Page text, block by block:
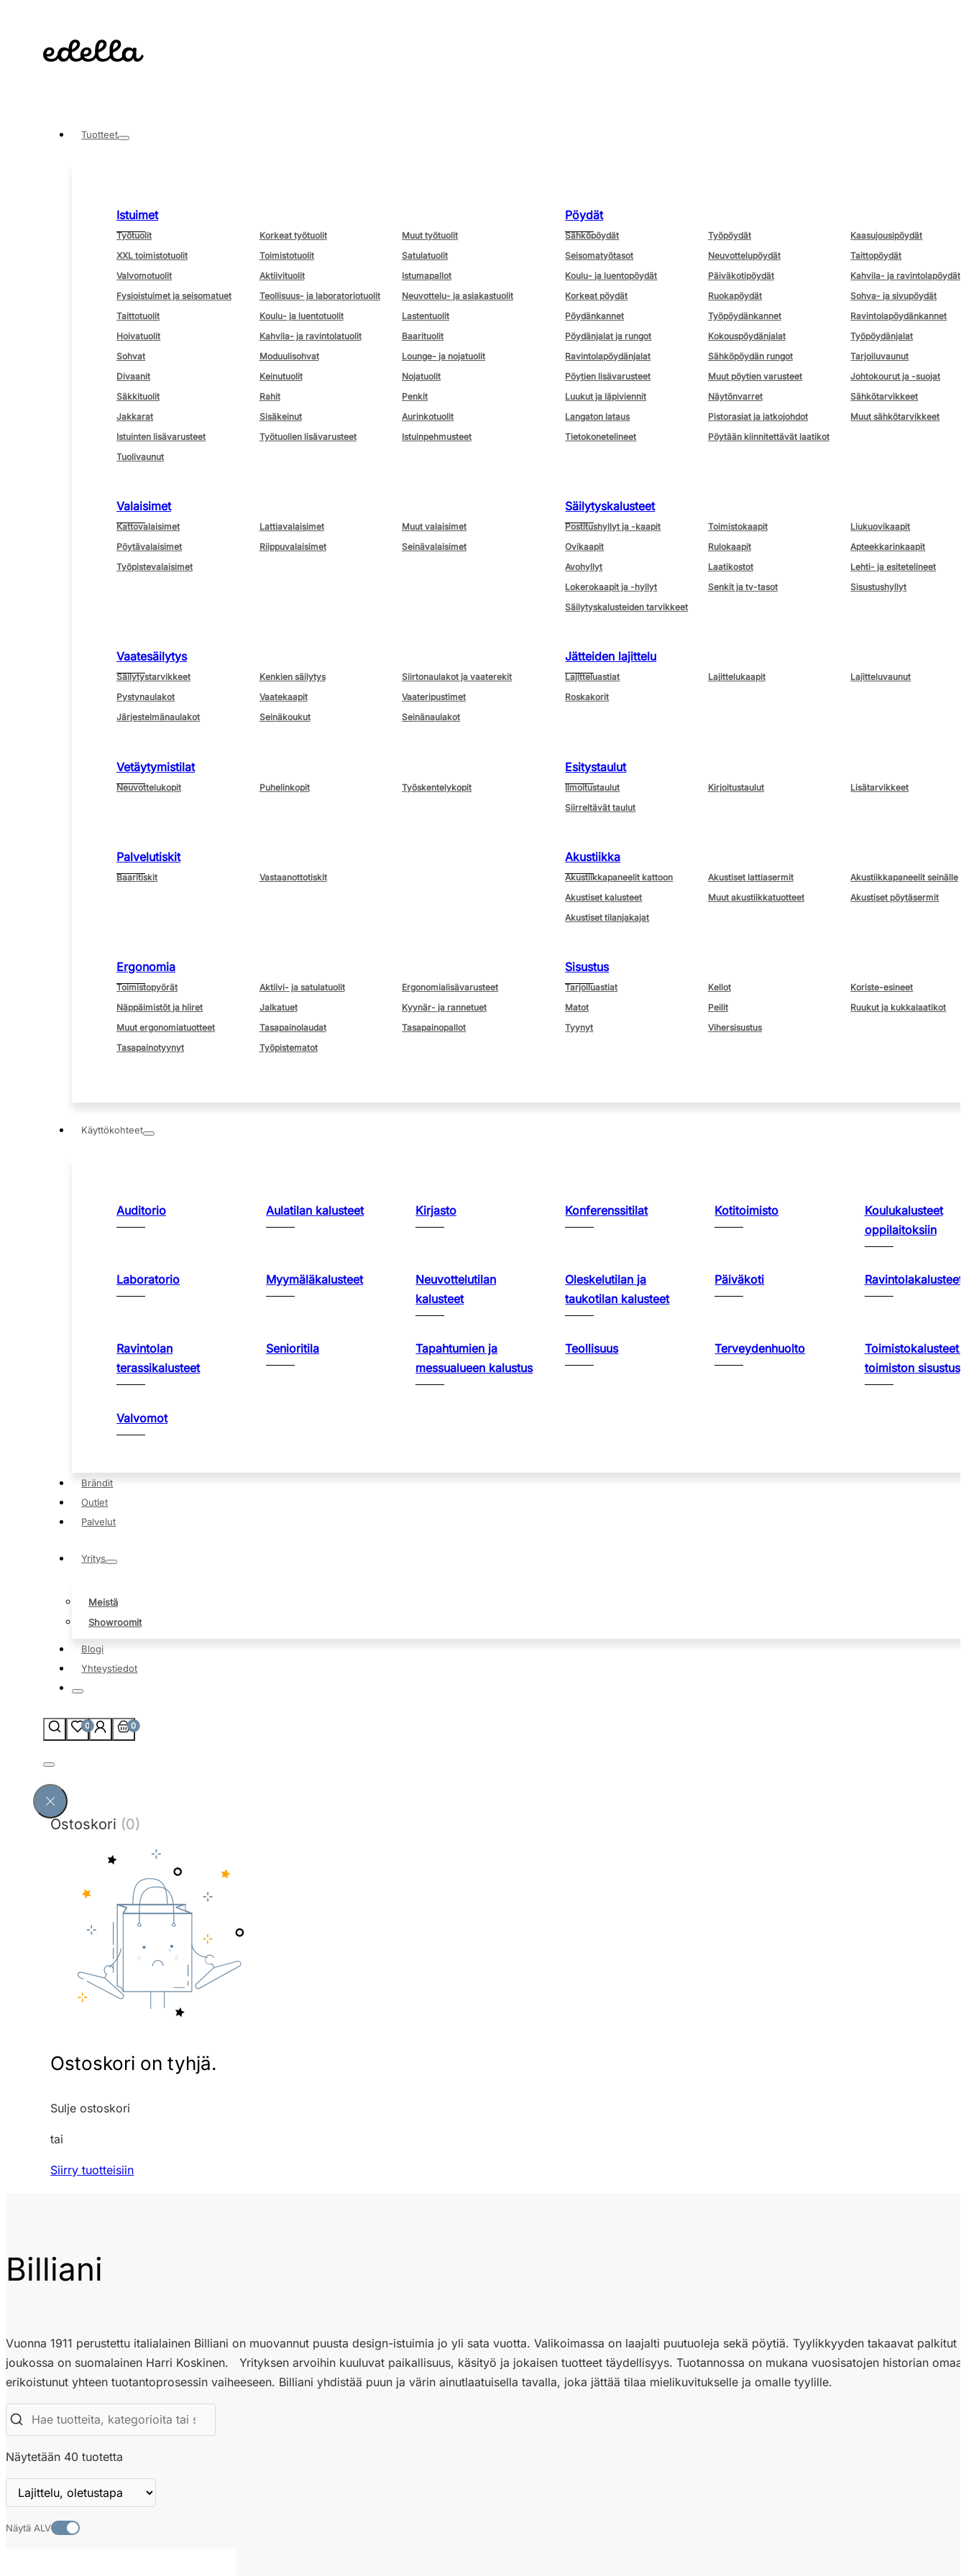
Tuotteet
Istuimet
Työtuolit Korkeat työtuolit
Muut työtuolit
XXL toimistotuolit
Toimistotuolit
Satulatuolit
Valvomotuolit
Aktiivituolit
Istumapallot
Fysioistuimet ja seisomatuet
Teollisuus- ja laboratoriotuolit
Neuvottelu- ja asiakastuolit
Taittotuolit
Koulu- ja luentotuolit
Lastentuolit
Hoivatuolit
Kahvila- ja ravintolatuolit
Baarituolit
Sohvat
Moduulisohvat
Lounge- ja nojatuolit
Divaanit
Keinutuolit
Nojatuolit
Säkkituolit
Rahit
Penkit
Jakkarat
Sisäkeinut
Aurinkotuolit
Istuinten lisävarusteet
Työtuolien lisävarusteet
Istuinpehmusteet
Tuolivaunut
Pöydät
Sähköpöydät Työpöydät
Kaasujousipöydät
Seisomatyötasot
Neuvottelupöydät
Taittopöydät
Koulu- ja luentopöydät
Päiväkotipöydät
Kahvila- ja ravintolapöydät
Korkeat pöydät
Ruokapöydät
Sohva- ja sivupöydät
Pöydänkannet
Työpöydänkannet
Ravintolapöydänkannet
Pöydänjalat ja rungot
Kokouspöydänjalat
Työpöydänjalat
Ravintolapöydänjalat
Sähköpöydän rungot
Tarjoiluvaunut
Pöytien lisävarusteet
Muut pöytien varusteet
Johtokourut ja -suojat
Luukut ja läpiviennit
Näytönvarret
Sähkötarvikkeet
Langaton lataus
Pistorasiat ja jatkojohdot
Muut sähkötarvikkeet
Tietokonetelineet
Pöytään kiinnitettävät laatikot
Valaisimet
Kattovalaisimet Lattiavalaisimet
Muut valaisimet
Pöytävalaisimet
Riippuvalaisimet
Seinävalaisimet
Työpistevalaisimet
Säilytyskalusteet
Postitushyllyt ja -kaapit Toimistokaapit
Liukuovikaapit
Ovikaapit
Rulokaapit
Apteekkarinkaapit
Avohyllyt
Laatikostot
Lehti- ja esitetelineet
Lokerokaapit ja -hyllyt
Senkit ja tv-tasot
Sisustushyllyt
Säilytyskalusteiden tarvikkeet
Vaatesäilytys
Säilytystarvikkeet Kenkien säilytys
Siirtonaulakot ja vaaterekit
Pystynaulakot
Vaatekaapit
Vaateripustimet
Järjestelmänaulakot
Seinäkoukut Seinänaulakot
Jätteiden lajittelu
Lajitteluastiat Lajittelukaapit
Lajitteluvaunut
Roskakorit
Vetäytymistilat
Neuvottelukopit Puhelinkopit Työskentelykopit
Esitystaulut
Ilmoitustaulut Kirjoitustaulut
Lisätarvikkeet
Siirreltävät taulut
Palvelutiskit
Baaritiskit Vastaanottotiskit
Akustiikka
Akustiikkapaneelit kattoon Akustiset lattiasermit
Akustiikkapaneelit seinälle
Akustiset kalusteet
Muut akustiikkatuotteet
Akustiset pöytäsermit
Akustiset tilanjakajat
Ergonomia
Toimistopyörät Aktiivi- ja satulatuolit
Ergonomialisävarusteet
Näppäimistöt ja hiiret
Jalkatuet
Kyynär- ja rannetuet
Muut ergonomiatuotteet
Tasapainolaudat
Tasapainopallot
Tasapainotyynyt
Työpistematot
Sisustus
Tarjoiluastiat Kellot
Koriste-esineet
Matot
Peilit
Ruukut ja kukkalaatikot
Tyynyt
Vihersisustus
Käyttökohteet
Auditorio Aulatilan kalusteet Kirjasto Konferenssitilat Kotitoimisto
Koulukalusteet
oppilaitoksiin
Laboratorio Myymäläkalusteet
Neuvottelutilan
kalusteet
Oleskelutilan ja
taukotilan kalusteet
Päiväkoti Ravintolakalusteet
Ravintolan
terassikalusteet
Senioritila
Tapahtumien ja
messualueen kalustus
Teollisuus Terveydenhuolto
Toimistokalusteet
toimiston sisustus
Valvomot
Brändit
Outlet
Palvelut
Yritys
Meistä
Showroomit
Blogi
Yhteystiedot
0 0
Ostoskori (0)
Ostoskori on tyhjä.
Sulje ostoskori
tai
Siirry tuotteisiin
Billiani
Vuonna 1911 perustettu italialainen Billiani on muovannut puusta design-istuimia jo yli sata vuotta. Valikoimassa on laajalti puutuoleja sekä pöytiä. Tyylikkyyden takaavat palkitut
joukossa on suomalainen Harri Koskinen. Yrityksen arvoihin kuuluvat paikallisuus, käsityö ja jokaisen tuotteet täydellisyys. Tuotannossa on mukana vuosisatojen historian
erikoistunut yhteen tuotantoprosessin vaiheeseen. Billiani yhdistää puun ja värin ainutlaatuisella tavalla, joka jättää tilaa mielikuvitukselle ja omalle tyylille.
Näytetään 40 tuotetta
Näytä ALV